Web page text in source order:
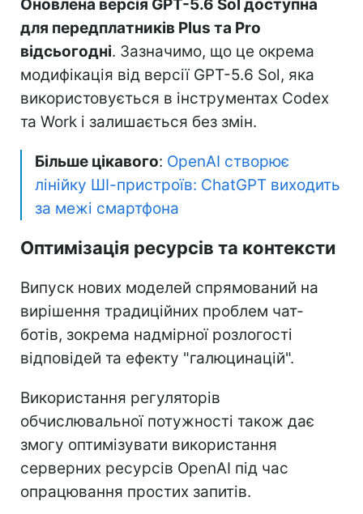
Оновлена версія GPT-5.6 Sol доступна
для передплатників Plus та Pro
відсьогодні. Зазначимо, що це окрема
модифікація від версії GPT-5.6 Sol, яка
використовується в інструментах Codex
та Work і залишається без змін.
Більше цікавого: OpenAI створює
лінійку ШІ-пристроїв: ChatGPT виходить
за межі смартфона
Оптимізація ресурсів та контексти
Випуск нових моделей спрямований на
вирішення традиційних проблем чат-
ботів, зокрема надмірної розлогості
відповідей та ефекту "галюцинацій".
Використання регуляторів
обчислювальної потужності також дає
змогу оптимізувати використання
серверних ресурсів OpenAI під час
опрацювання простих запитів.